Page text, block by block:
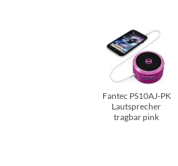
Fantec PS10AJ-PK
Lautsprecher
tragbar pink